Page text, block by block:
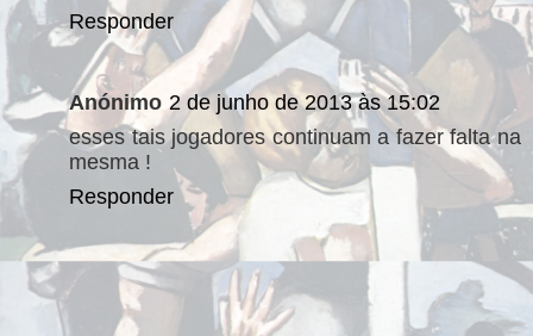
Responder
Anónimo 2 de junho de 2013 às 15:02
esses tais jogadores continuam a fazer falta na
mesma !
Responder